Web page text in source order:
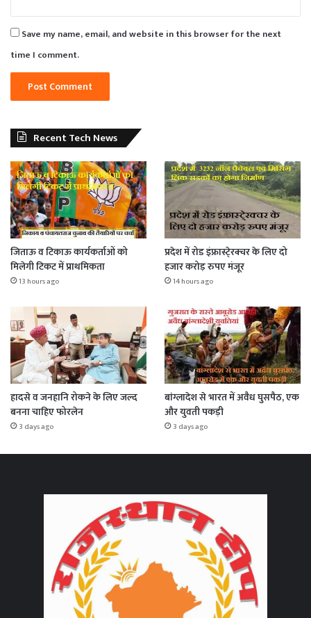
Save my name, email, and website in this browser for the next
time I comment.
Recent Tech News
जिताऊ व टिकाऊ कार्यकर्ताओं को
मिलेगी टिकट में प्राथमिकता
13 hours ago
प्रदेश में रोड इंफ्रास्टे्रक्चर के लिए दो
हजार करोड़ रुपए मंजूर
14 hours ago
हादसे व जनहानि रोकने के लिए जल्द
बनना चाहिए फोरलेन
3 days ago
बांग्लादेश से भारत में अवैध घुसपैठ, एक
और युवती पकड़ी
3 days ago